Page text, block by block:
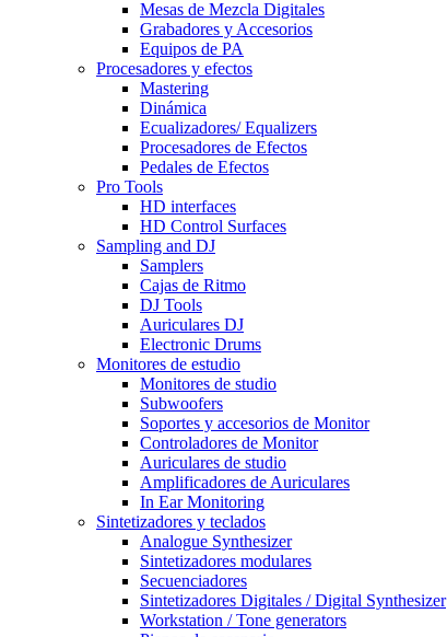
Mesas de Mezcla Digitales
Grabadores y Accesorios
Equipos de PA
Procesadores y efectos
Mastering
Dinámica
Ecualizadores/ Equalizers
Procesadores de Efectos
Pedales de Efectos
Pro Tools
HD interfaces
HD Control Surfaces
Sampling and DJ
Samplers
Cajas de Ritmo
DJ Tools
Auriculares DJ
Electronic Drums
Monitores de estudio
Monitores de studio
Subwoofers
Soportes y accesorios de Monitor
Controladores de Monitor
Auriculares de studio
Amplificadores de Auriculares
In Ear Monitoring
Sintetizadores y teclados
Analogue Synthesizer
Sintetizadores modulares
Secuenciadores
Sintetizadores Digitales / Digital Synthesizer
Workstation / Tone generators